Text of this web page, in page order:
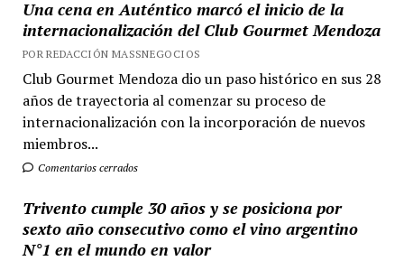
Una cena en Auténtico marcó el inicio de la
internacionalización del Club Gourmet Mendoza
POR REDACCIÓN MASSNEGOCIOS
Club Gourmet Mendoza dio un paso histórico en sus 28
años de trayectoria al comenzar su proceso de
internacionalización con la incorporación de nuevos
miembros...
Comentarios cerrados
Trivento cumple 30 años y se posiciona por
sexto año consecutivo como el vino argentino
N°1 en el mundo en valor